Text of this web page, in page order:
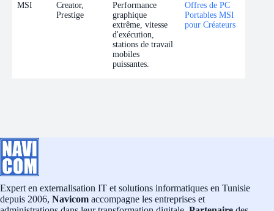
MSI
Creator,
Prestige
Performance
graphique
extrême, vitesse
d'exécution,
stations de travail
mobiles
puissantes.
Offres de PC
Portables MSI
pour Créateurs
Expert en externalisation IT et solutions informatiques en Tunisie
depuis 2006, Navicom accompagne les entreprises et